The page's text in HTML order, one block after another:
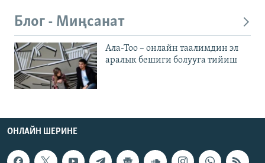
Блог - Миңсанат
Ала-Тоо – онлайн таалимдин эл
аралык бешиги болууга тийиш
ОНЛАЙН ШЕРИНЕ